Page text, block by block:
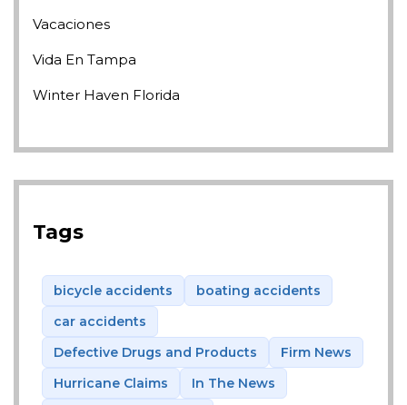
Vacaciones
Vida En Tampa
Winter Haven Florida
Tags
bicycle accidents
boating accidents
car accidents
Defective Drugs and Products
Firm News
Hurricane Claims
In The News